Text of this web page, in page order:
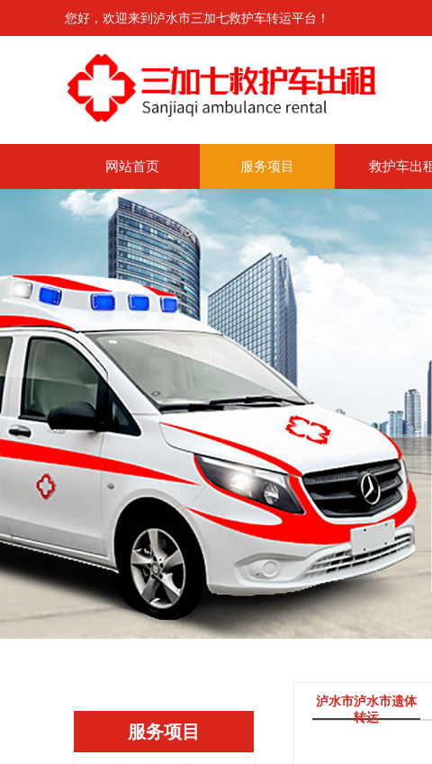
您好，欢迎来到泸水市三加七救护车转运平台！
网站首页 服务项目 救护车出
服务项目
泸水市泸水市遗体
转运